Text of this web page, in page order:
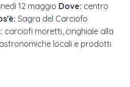
12 maggio Dove: centro
Sagra del Carciofo
carciofi moretti, cinghiale alla
locali e prodotti